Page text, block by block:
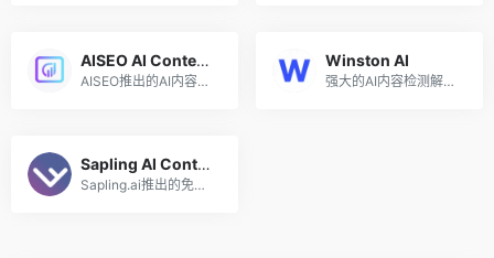
AISEO AI Content Detector
AISEO推出的AI内容检测器
Winston AI
强大的AI内容检测解决方案
Sapling AI Content Detector
Sapling.ai推出的免费在线AI内容检测工具